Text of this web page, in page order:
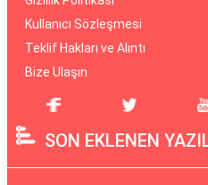
Kullanıcı Sözleşmesi
Teklif Hakları ve Alıntı
Bize Ulaşın
SON EKLENEN